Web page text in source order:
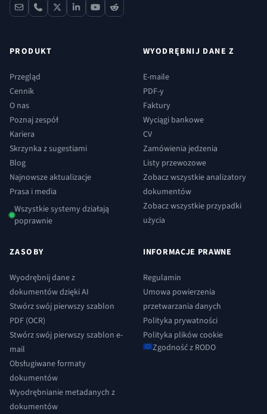
contactphone
x linkedinyoutube
reddit
PRODUKT
Przegląd
Cennik
O nas
Poznaj zespół
Kariera
Skrzynka z sugestiami
Blog
Najnowsze aktualizacje
Prasa i media
Wszystkie systemy działają
poprawnie
WYODRĘBNIJ DANE Z
E-maile
PDF-y
Faktury
Wyciągi bankowe
CV
Zamówienia jedzenia
Listy przewozowe
Zobacz wszystkie analizatory
dokumentów
Zobacz wszystkie przypadki
użycia
ZASOBY
Wyodrębnij dane z
dokumentów dzięki AI
Stwórz swój pierwszy szablon
PDF (OCR)
Stwórz swój pierwszy szablon e-
mail
Obsługiwane formaty
dokumentów
Wyodrębnianie metadanych z
dokumentów
INFORMACJE PRAWNE
Regulamin
Umowa powierzenia
przetwarzania danych
Polityka prywatności
Polityka plików cookie
Zgodność z RODO